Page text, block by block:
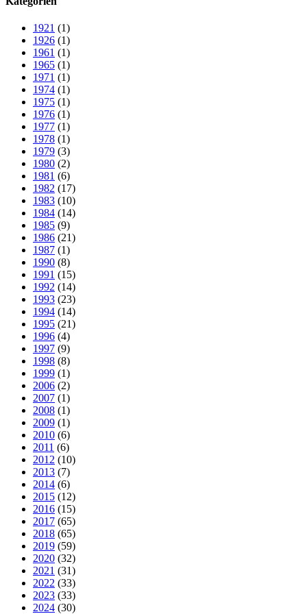
1921 (1)
1926 (1)
1961 (1)
1965 (1)
1971 (1)
1974 (1)
1975 (1)
1976 (1)
1977 (1)
1978 (1)
1979 (3)
1980 (2)
1981 (6)
1982 (17)
1983 (10)
1984 (14)
1985 (9)
1986 (21)
1987 (1)
1990 (8)
1991 (15)
1992 (14)
1993 (23)
1994 (14)
1995 (21)
1996 (4)
1997 (9)
1998 (8)
1999 (1)
2006 (2)
2007 (1)
2008 (1)
2009 (1)
2010 (6)
2011 (6)
2012 (10)
2013 (7)
2014 (6)
2015 (12)
2016 (15)
2017 (65)
2018 (65)
2019 (59)
2020 (32)
2021 (31)
2022 (33)
2023 (33)
2024 (30)